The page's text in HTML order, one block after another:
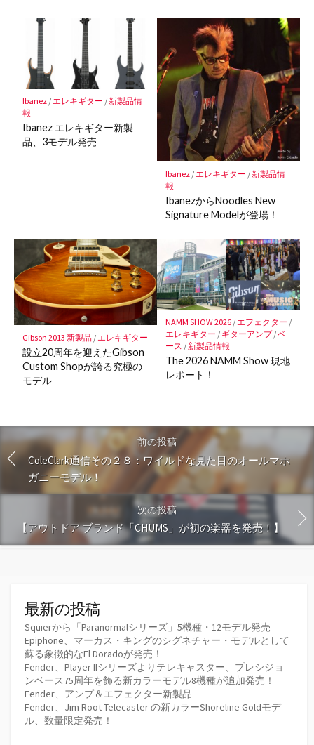
Ibanez/エレキギター /新製品情
報
Ibanez エレキギター新製
品、3モデル発売
Ibanez/ エレキギター /新製品情
報
IbanezからNoodles New
Signature Modelが登場！
Gibson 2013 新製品/ エレキギター
設立20周年を迎えたGibson
Custom Shopが誇る究極の
モデル
NAMM SHOW 2026/エフェクター /
エレキギター / ギターアンプ/ベ
ース /新製品情報
The 2026 NAMM Show 現地
レポート！
前の投稿
ColeClark通信その２８：ワイルドな見た目のオールマホ
ガニーモデル！
次の投稿
【アウトドア ブランド「CHUMS」が初の楽器を発売！】
最新の投稿
Squierから「Paranormalシリーズ」5機種・12モデル発売
Epiphone、マーカス・キングのシグネチャー・モデルとして
蘇る象徴的なEl Doradoが発売！
Fender、Player IIシリーズよりテレキャスター、プレシジョ
ンベース75周年を飾る新カラーモデル8機種が追加発売！
Fender、アンプ＆エフェクター新製品
Fender、Jim Root Telecaster の新カラーShoreline Goldモデ
ル、数量限定発売！